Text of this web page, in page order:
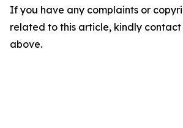
If you have any complaints or
related to this article, kindly
above.